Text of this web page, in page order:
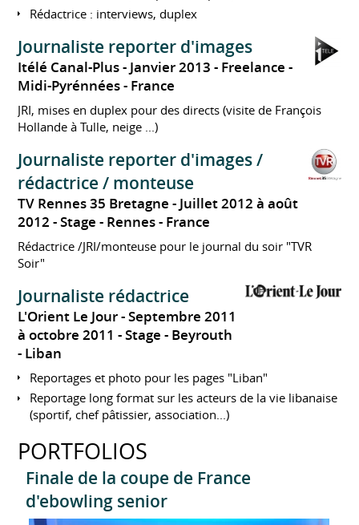
Rédactrice : interviews, duplex
Journaliste reporter d'images
Itélé Canal-Plus Janvier 2013 Freelance
Midi-Pyrénnées
France
JRI, mises en duplex pour des directs (visite de François
Hollande à Tulle, neige ...)
Journaliste reporter d'images /
rédactrice / monteuse
TV Rennes 35 Bretagne
Juillet 2012 à août
2012 Stage Rennes France
Rédactrice /JRI/monteuse pour le journal du soir "TVR
Soir"
Journaliste rédactrice
L'Orient Le Jour
Septembre 2011
à octobre 2011 Stage
Beyrouth
Liban
Reportages et photo pour les pages "Liban"
Reportage long format sur les acteurs de la vie libanaise
(sportif, chef pâtissier, association...)
PORTFOLIOS
Finale de la coupe de France
d'ebowling senior